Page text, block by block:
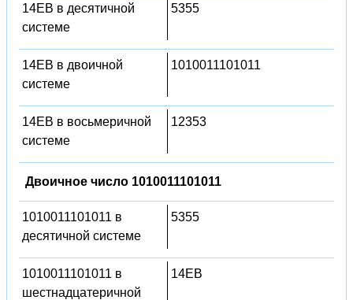
14EB в десятичной
системе
5355
14EB в двоичной
системе
1010011101011
14EB в восьмеричной
системе
12353
Двоичное число 1010011101011
1010011101011 в
десятичной системе
5355
1010011101011 в
шестнадцатеричной
14EB